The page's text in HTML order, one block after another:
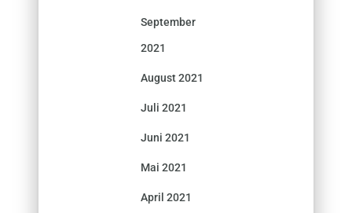
September
2021
August 2021
Juli 2021
Juni 2021
Mai 2021
April 2021